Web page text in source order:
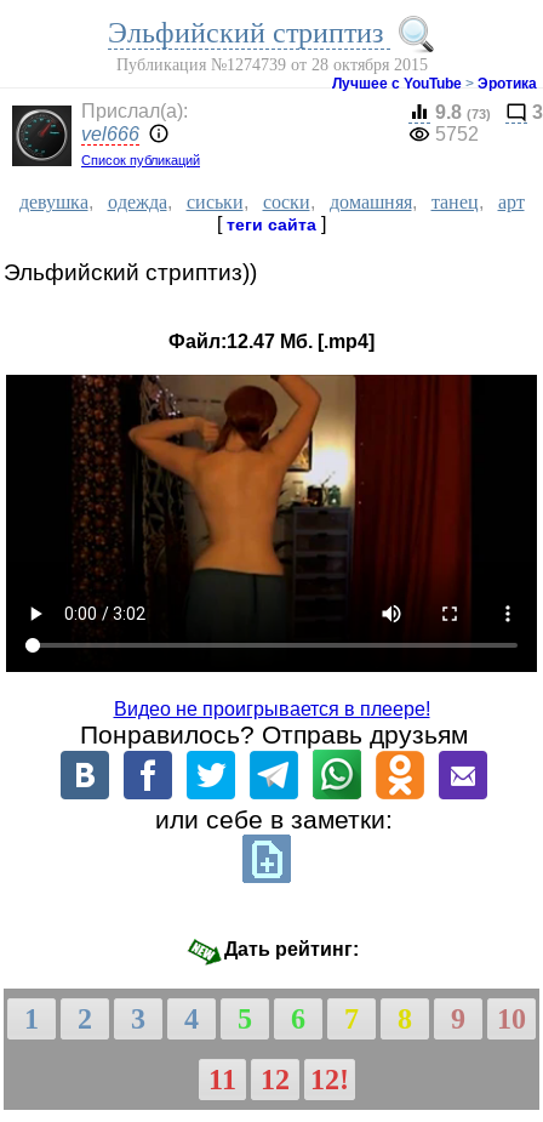
Эльфийский стриптиз
Публикация №1274739 от 28 октября 2015
Лучшее с YouTube > Эротика
Прислал(a):
vel666
Список публикаций
9.8 (73)
3
5752
девушка, одежда, сиськи, соски, домашняя, танец, арт
[теги сайта ]
Эльфийский стриптиз))
Файл:12.47 Мб. [.mp4]
Видео не проигрывается в плеере!
Понравилось? Отправь друзьям
или себе в заметки:
Дать рейтинг:
1 2 3 4 5 6 7 8 9
10
11
12 12!